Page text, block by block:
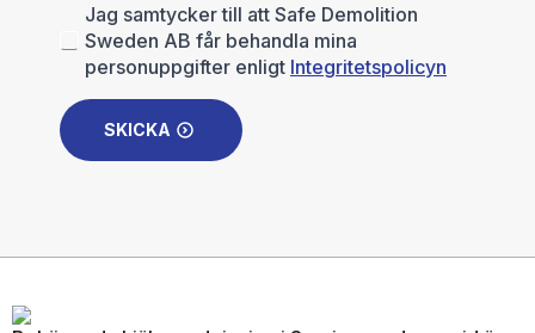
GDPR
Jag samtycker till att Safe Demolition
Sweden AB får behandla mina
personuppgifter enligt Integritetspolicyn
SKICKA